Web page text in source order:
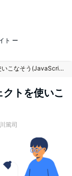
ト ー
SetオブジェクトとMapオブジェクトを使いこなそう(JavaScript 基礎構文)
トを使いこ
篤司